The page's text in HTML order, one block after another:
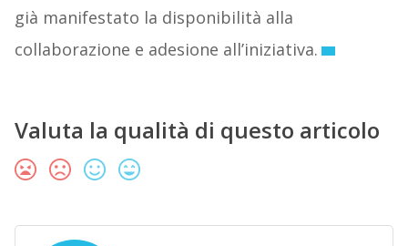
già manifestato la disponibilità alla
collaborazione e adesione all’iniziativa.
Valuta la qualità di questo articolo